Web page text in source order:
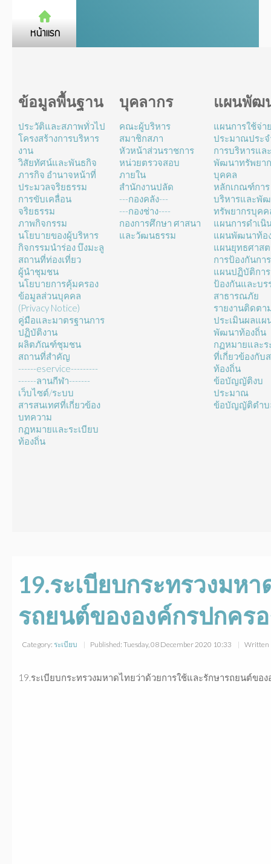
ข้อมูลพื้นฐาน
ประวัติและสภาพทั่วไป
โครงสร้างการบริหาร
งาน
วิสัยทัศน์และพันธกิจ
ภารกิจ อำนาจหน้าที่
ประมวลจริยธรรม
การขับเคลื่อน
จริยธรรม
ภาพกิจกรรม
นโยบายของผู้บริหาร
กิจกรรมนำร่อง บึงมะลู
สถานที่ท่องเที่ยว
ผู้นำชุมชน
นโยบายการคุ้มครอง
ข้อมูลส่วนบุคคล
(Privacy Notice)
คู่มือและมาตรฐานการ
ปฏิบัติงาน
ผลิตภัณฑ์ชุมชน
สถานที่สำคัญ
------eservice---------
------ลานกีฬา-------
เว็บไซต์/ระบบ
สารสนเทศที่เกี่ยวข้อง
บทความ
กฏหมายและระเบียบ
ท้องถิ่น
บุคลากร
คณะผู้บริหาร
สมาชิกสภา
หัวหน้าส่วนราชการ
หน่วยตรวจสอบ
ภายใน
สำนักงานปลัด
---กองคลัง---
---กองช่าง----
กองการศึกษา ศาสนา
และวัฒนธรรม
แผนพัฒ
แผนการใช้จ่า
ประมาณประ
การบริหารแล
พัฒนาทรัพยา
บุคคล
หลักเกณฑ์การ
บริหารและพั
ทรัพยากรบุคค
แผนการดำเนิ
แผนพัฒนาท้อ
แผนยุทธศาส
การป้องกันกา
แผนปฏิบัติการ
ป้องกันและบร
สาธารณภัย
รายงานติดตา
ประเมินผลแผ
พัฒนาท้องถิ่น
กฏหมายและร
ที่เกี่ยวข้องกับ
ท้องถิ่น
ข้อบัญญัติงบ
ประมาณ
ข้อบัญญัติตำบ
19.ระเบียบกระทรวงมห
รถยนต์ขององค์กรปกคร
Category: ระเบียบ Published: Tuesday, 08 December 2020 10:33 Written
19.ระเบียบกระทรวงมหาดไทยว่าด้วยการใช้และรักษารถยนต์ขอ